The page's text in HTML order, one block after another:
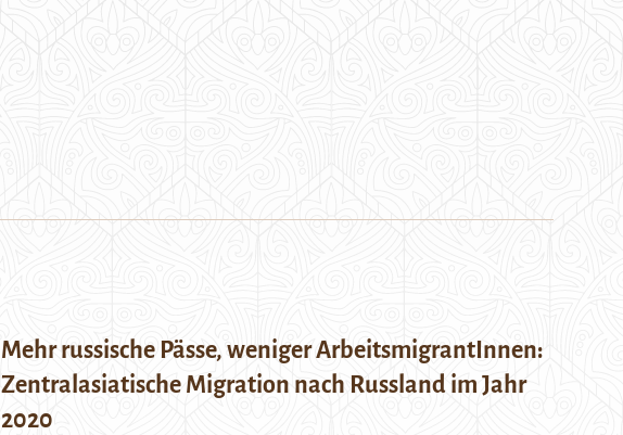
Mehr russische Pässe, weniger ArbeitsmigrantInnen:
Zentralasiatische Migration nach Russland im Jahr
2020